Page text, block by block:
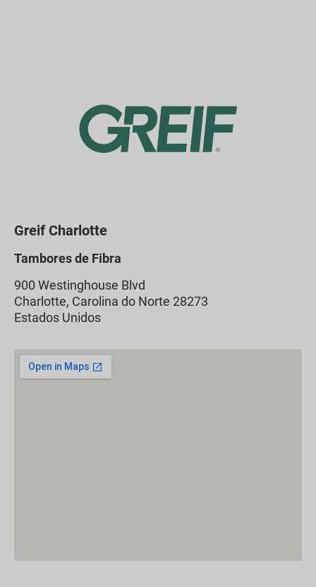
Greif Charlotte
Tambores de Fibra
900 Westinghouse Blvd
Charlotte, Carolina do Norte 28273
Estados Unidos